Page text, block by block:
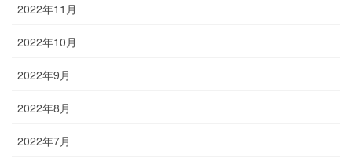
2022年11月
2022年10月
2022年9月
2022年8月
2022年7月